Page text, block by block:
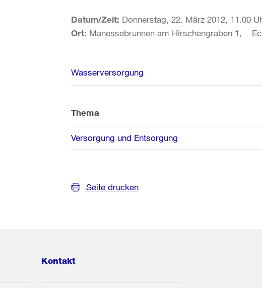
Datum/Zeit: Donnerstag, 22. März 2012, 11.00
Ort: Manessebrunnen am Hirschengraben 1,
Weitere
Informationen
Wasserversorgung
Thema
Versorgung und Entsorgung
Seite drucken
Kontakt